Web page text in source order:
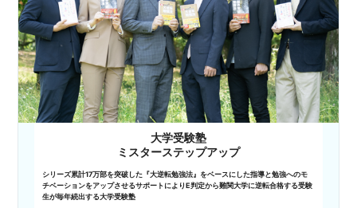
大学受験塾
ミスターステップアップ
シリーズ累計17万部を突破した『大逆転勉強法』をベースにした指導と勉強へのモ
チベーションをアップさせるサポートによりE判定から難関大学に逆転合格する受験
生が毎年続出する大学受験塾